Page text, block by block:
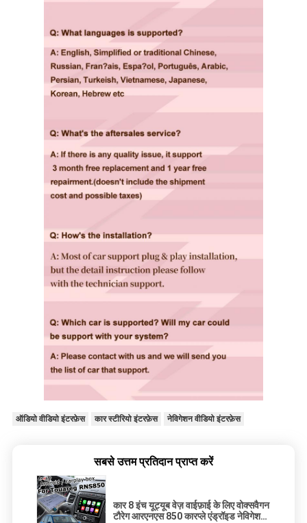
ऑडियो वीडियो इंटरफ़ेस कार स्टीरियो इंटरफ़ेस नेविगेशन वीडियो इंटरफ़ेस
सबसे उत्तम प्रतिदान प्राप्त करें
कार 8 इंच यूट्यूब वेज़ वाईफ़ाई के लिए वोक्सवैगन
टौरेग आरएनएस 850 कारप्ले एंड्रॉइड नेविगेशन